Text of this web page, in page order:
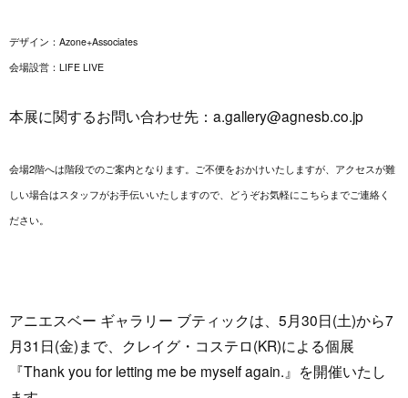
デザイン：Azone+Associates
会場設営：LIFE LIVE
本展に関するお問い合わせ先： a.gallery@agnesb.co.jp
会場2階へは階段でのご案内となります。ご不便をおかけいたしますが、アクセスが難
しい場合はスタッフがお手伝いいたしますので、どうぞお気軽にこちらまでご連絡く
ださい。
アニエスベー ギャラリー ブティックは、5月30日(土)から7
月31日(金)まで、クレイグ・コステロ(KR)による個展
『Thank you for letting me be myself again.』を開催いたし